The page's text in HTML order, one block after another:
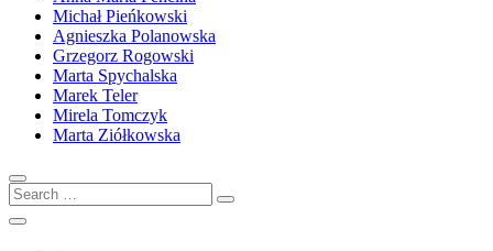
Michał Pieńkowski
Agnieszka Polanowska
Grzegorz Rogowski
Marta Spychalska
Marek Teler
Mirela Tomczyk
Marta Ziółkowska
Search
…